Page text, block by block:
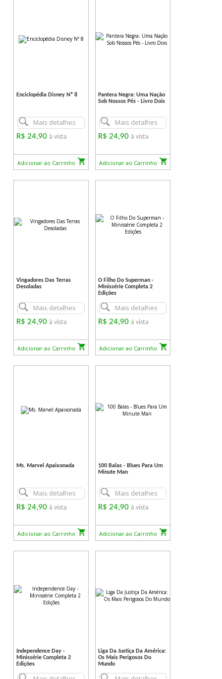
Enciclopédia Disney Nº 8
Mais detalhes
R$ 24,90à vista
Adicionar ao Carrinho
Pantera Negra: Uma Nação
Sob Nossos Pés - Livro Dois
Mais detalhes
R$ 24,90à vista
Adicionar ao Carrinho
Vingadores Das Terras
Desoladas
Mais detalhes
R$ 24,90à vista
Adicionar ao Carrinho
O Filho Do Superman -
Minissérie Completa 2
Edições
Mais detalhes
R$ 24,90à vista
Adicionar ao Carrinho
Ms. Marvel Apaixonada
Mais detalhes
R$ 24,90à vista
Adicionar ao Carrinho
100 Balas - Blues Para Um
Minute Man
Mais detalhes
R$ 24,90à vista
Adicionar ao Carrinho
Independence Day -
Minissérie Completa 2
Edições
Liga Da Justiça Da América:
Os Mais Perigosos Do
Mundo